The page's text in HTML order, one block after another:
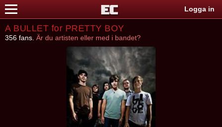
Logga in
A BULLET for PRETTY BOY
356 fans. Är du artisten eller med i bandet?